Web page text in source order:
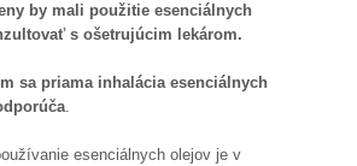
by mali použitie esenciálnych
s ošetrujúcim lekárom.
sa priama inhalácia esenciálnych
esenciálnych olejov je v